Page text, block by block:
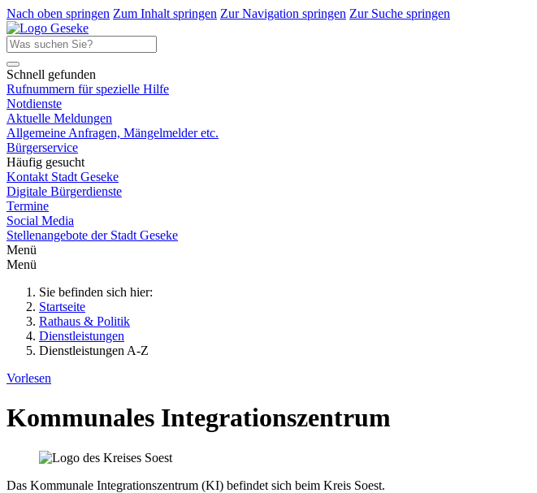
Nach oben springen Zum Inhalt springen Zur Navigation springen Zur Suche springen
Schnell gefunden
Rufnummern für spezielle Hilfe
Notdienste
Aktuelle Meldungen
Allgemeine Anfragen, Mängelmelder etc.
Bürgerservice
Häufig gesucht
Kontakt Stadt Geseke
Digitale Bürgerdienste
Termine
Social Media
Stellenangebote der Stadt Geseke
Menü
Menü
Sie befinden sich hier:
Startseite
Rathaus & Politik
Dienstleistungen
Dienstleistungen A-Z
Vorlesen
Kommunales Integrationszentrum
Das Kommunale Integrationszentrum (KI) befindet sich beim Kreis Soest.